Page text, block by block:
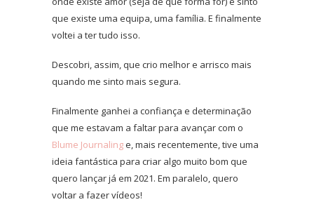
que existe uma equipa, uma família. E finalmente
voltei a ter tudo isso.
Descobri, assim, que crio melhor e arrisco mais
quando me sinto mais segura.
Finalmente ganhei a confiança e determinação
que me estavam a faltar para avançar com o
Blume Journalinge, mais recentemente, tive uma
ideia fantástica para criar algo muito bom que
quero lançar já em 2021. Em paralelo, quero
voltar a fazer vídeos!